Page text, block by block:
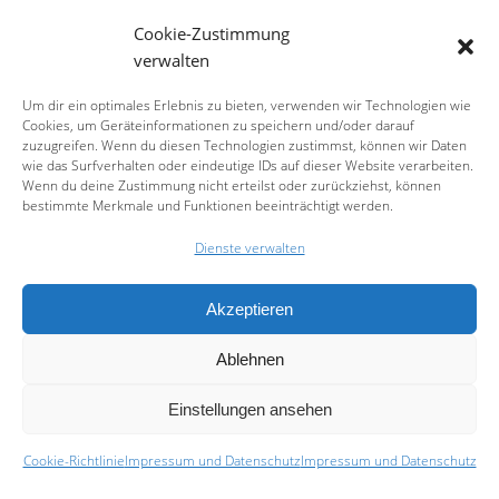
Cookie-Zustimmung
verwalten
Um dir ein optimales Erlebnis zu bieten, verwenden wir Technologien wie
Cookies, um Geräteinformationen zu speichern und/oder darauf
zuzugreifen. Wenn du diesen Technologien zustimmst, können wir Daten
wie das Surfverhalten oder eindeutige IDs auf dieser Website verarbeiten.
Wenn du deine Zustimmung nicht erteilst oder zurückziehst, können
bestimmte Merkmale und Funktionen beeinträchtigt werden.
Dienste verwalten
Akzeptieren
Ablehnen
Einstellungen ansehen
Cookie-RichtlinieImpressum und DatenschutzImpressum und Datenschutz
Rund um den Verein
ARCHIV
Archiv
© 2026 Bricking Bavaria e.V.
Impressum & Datenschutz-Cookie Richtlinie (EU)